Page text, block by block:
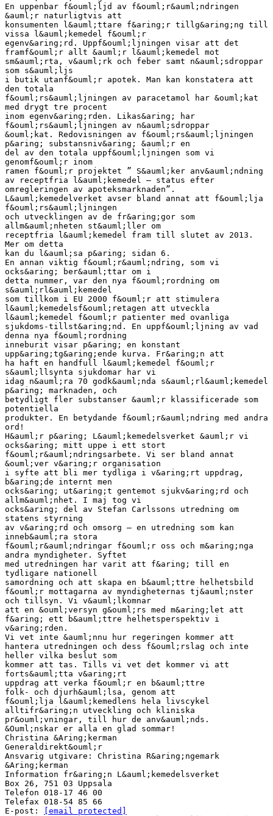
En uppenbar f&ouml;ljd av f&ouml;r&auml;ndringen
&auml;r naturligtvis att
konsumenten l&auml;ttare f&aring;r tillg&aring;ng till
vissa l&auml;kemedel f&ouml;r
egenv&aring;rd. Uppf&ouml;ljningen visar att det
framf&ouml;r allt &auml;r l&auml;kemedel mot
sm&auml;rta, v&auml;rk och feber samt n&auml;sdroppar
som s&auml;ljs
i butik utanf&ouml;r apotek. Man kan konstatera att
den totala
f&ouml;rs&auml;ljningen av paracetamol har &ouml;kat
med drygt tre procent
inom egenv&aring;rden. Likas&aring; har
f&ouml;rs&auml;ljningen av n&auml;sdroppar
&ouml;kat. Redovisningen av f&ouml;rs&auml;ljningen
p&aring; substansniv&aring; &auml;r en
del av den totala uppf&ouml;ljningen som vi
genomf&ouml;r inom
ramen f&ouml;r projektet ” S&auml;ker anv&auml;ndning
av receptfria l&auml;kemedel – status efter
omregleringen av apoteksmarknaden”.
L&auml;kemedelverket avser bland annat att f&ouml;lja
f&ouml;rs&auml;ljningen
och utvecklingen av de fr&aring;gor som
allm&auml;nheten st&auml;ller om
receptfria l&auml;kemedel fram till slutet av 2013.
Mer om detta
kan du l&auml;sa p&aring; sidan 6.
En annan viktig f&ouml;r&auml;ndring, som vi
ocks&aring; ber&auml;ttar om i
detta nummer, var den nya f&ouml;rordning om
s&auml;rl&auml;kemedel
som tillkom i EU 2000 f&ouml;r att stimulera
l&auml;kemedelsf&ouml;retagen att utveckla
l&auml;kemedel f&ouml;r patienter med ovanliga
sjukdoms-tillst&aring;nd. En uppf&ouml;ljning av vad
denna nya f&ouml;rordning
inneburit visar p&aring; en konstant
upp&aring;tg&aring;ende kurva. Fr&aring;n att
ha haft en handfull l&auml;kemedel f&ouml;r
s&auml;llsynta sjukdomar har vi
idag n&auml;ra 70 godk&auml;nda s&auml;rl&auml;kemedel
p&aring; marknaden, och
betydligt fler substanser &auml;r klassificerade som
potentiella
produkter. En betydande f&ouml;r&auml;ndring med andra
ord!
H&auml;r p&aring; L&auml;kemedelsverket &auml;r vi
ocks&aring; mitt uppe i ett stort
f&ouml;r&auml;ndringsarbete. Vi ser bland annat
&ouml;ver v&aring;r organisation
i syfte att bli mer tydliga i v&aring;rt uppdrag,
b&aring;de internt men
ocks&aring; ut&aring;t gentemot sjukv&aring;rd och
allm&auml;nhet. I maj tog vi
ocks&aring; del av Stefan Carlssons utredning om
statens styrning
av v&aring;rd och omsorg – en utredning som kan
inneb&auml;ra stora
f&ouml;r&auml;ndringar f&ouml;r oss och m&aring;nga
andra myndigheter. Syftet
med utredningen har varit att f&aring; till en
tydligare nationell
samordning och att skapa en b&auml;ttre helhetsbild
f&ouml;r mottagarna av myndigheternas tj&auml;nster
och tillsyn. Vi v&auml;lkomnar
att en &ouml;versyn g&ouml;rs med m&aring;let att
f&aring; ett b&auml;ttre helhetsperspektiv i
v&aring;rden.
Vi vet inte &auml;nnu hur regeringen kommer att
hantera utredningen och dess f&ouml;rslag och inte
heller vilka beslut som
kommer att tas. Tills vi vet det kommer vi att
forts&auml;tta v&aring;rt
uppdrag att verka f&ouml;r en b&auml;ttre
folk- och djurh&auml;lsa, genom att
f&ouml;lja l&auml;kemedlens hela livscykel
alltifr&aring;n utveckling och kliniska
pr&ouml;vningar, till hur de anv&auml;nds.
&Ouml;nskar er alla en glad sommar!
Christina &Aring;kerman
Generaldirekt&ouml;r
Ansvarig utgivare: Christina R&aring;ngemark
&Aring;kerman
Information fr&aring;n L&auml;kemedelsverket
Box 26, 751 03 Uppsala
Telefon 018-17 46 00
Telefax 018-54 85 66
E-post:
[email protected]